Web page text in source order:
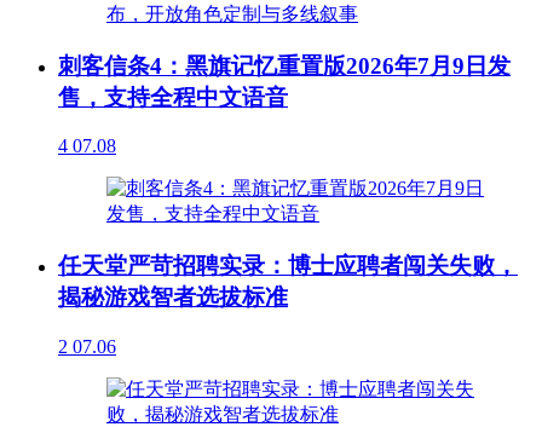
刺客信条4：黑旗记忆重置版2026年7月9日发
售，支持全程中文语音
4 07.08
任天堂严苛招聘实录：博士应聘者闯关失败，
揭秘游戏智者选拔标准
2 07.06